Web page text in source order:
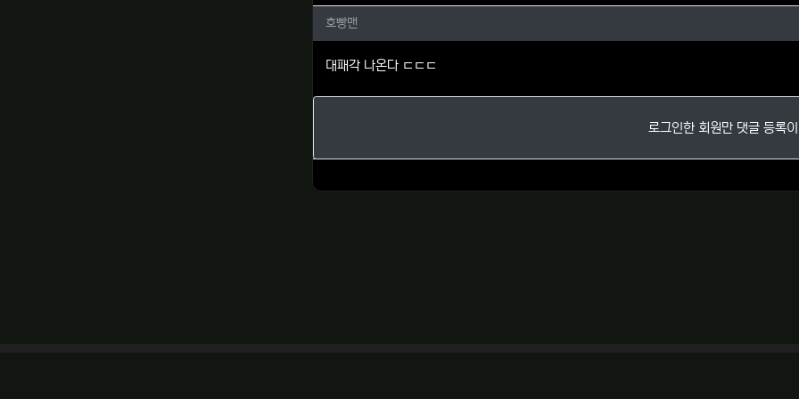
호빵맨님의 댓글
호빵맨
대패각 나온다 ㄷㄷㄷ
로그인한 회원만 댓글 등록